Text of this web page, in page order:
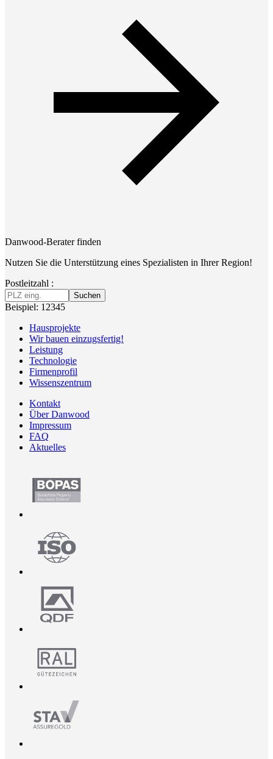
Danwood-Berater finden
Nutzen Sie die Unterstützung eines Spezialisten in Ihrer Region!
Postleitzahl :
Suchen
Beispiel: 12345
Hausprojekte
Wir bauen einzugsfertig!
Leistung
Technologie
Firmenprofil
Wissenszentrum
Kontakt
Über Danwood
Impressum
FAQ
Aktuelles